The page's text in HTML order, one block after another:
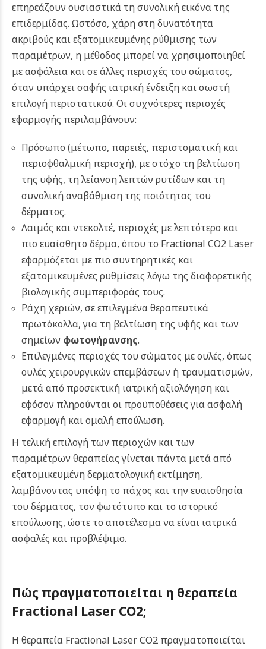
επηρεάζουν ουσιαστικά τη συνολική εικόνα της
επιδερμίδας. Ωστόσο, χάρη στη δυνατότητα
ακριβούς και εξατομικευμένης ρύθμισης των
παραμέτρων, η μέθοδος μπορεί να χρησιμοποιηθεί
με ασφάλεια και σε άλλες περιοχές του σώματος,
όταν υπάρχει σαφής ιατρική ένδειξη και σωστή
επιλογή περιστατικού. Οι συχνότερες περιοχές
εφαρμογής περιλαμβάνουν:
Πρόσωπο (μέτωπο, παρειές, περιστοματική και
περιοφθαλμική περιοχή), με στόχο τη βελτίωση
της υφής, τη λείανση λεπτών ρυτίδων και τη
συνολική αναβάθμιση της ποιότητας του
δέρματος.
Λαιμός και ντεκολτέ, περιοχές με λεπτότερο και
πιο ευαίσθητο δέρμα, όπου το Fractional CO2 Laser
εφαρμόζεται με πιο συντηρητικές και
εξατομικευμένες ρυθμίσεις λόγω της διαφορετικής
βιολογικής συμπεριφοράς τους.
Ράχη χεριών, σε επιλεγμένα θεραπευτικά
πρωτόκολλα, για τη βελτίωση της υφής και των
σημείων φωτογήρανσης.
Επιλεγμένες περιοχές του σώματος με ουλές, όπως
ουλές χειρουργικών επεμβάσεων ή τραυματισμών,
μετά από προσεκτική ιατρική αξιολόγηση και
εφόσον πληρούνται οι προϋποθέσεις για ασφαλή
εφαρμογή και ομαλή επούλωση.
Η τελική επιλογή των περιοχών και των
παραμέτρων θεραπείας γίνεται πάντα μετά από
εξατομικευμένη δερματολογική εκτίμηση,
λαμβάνοντας υπόψη το πάχος και την ευαισθησία
του δέρματος, τον φωτότυπο και το ιστορικό
επούλωσης, ώστε το αποτέλεσμα να είναι ιατρικά
ασφαλές και προβλέψιμο.
Πώς πραγματοποιείται η θεραπεία
Fractional Laser CO2;
Η θεραπεία Fractional Laser CO2 πραγματοποιείται